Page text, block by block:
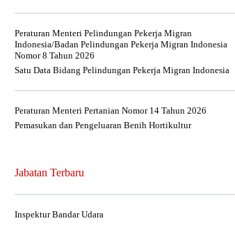
Peraturan Menteri Pelindungan Pekerja Migran
Indonesia/Badan Pelindungan Pekerja Migran Indonesia
Nomor 8 Tahun 2026
Satu Data Bidang Pelindungan Pekerja Migran Indonesia
Peraturan Menteri Pertanian Nomor 14 Tahun 2026
Pemasukan dan Pengeluaran Benih Hortikultur
Jabatan Terbaru
Inspektur Bandar Udara